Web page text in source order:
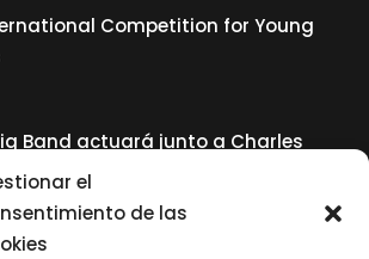
el
de las
Competition for Young
Band actuará junto a Charles
Jazzaldia